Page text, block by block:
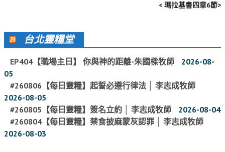
活動影音_2019年
活動影音_2018年
活動影音_2016年
活動影音_2015年
活動影音_2014年
< 瑪拉基書四章6節>
台北靈糧堂
EP404【職場主日】 你與神的距離-朱國樑牧師
2026-08-
05
#260806【每日靈糧】起誓必遵行律法 │ 李志成牧師
2026-08-05
#260805【每日靈糧】簽名立約 │ 李志成牧師
2026-08-04
#260804【每日靈糧】禁食披麻蒙灰認罪 │ 李志成牧師
2026-08-03